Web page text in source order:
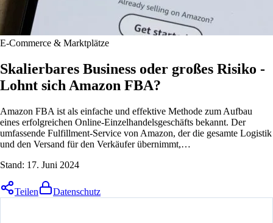
E-Commerce & Marktplätze
Skalierbares Business oder großes Risiko -
Lohnt sich Amazon FBA?
Amazon FBA ist als einfache und effektive Methode zum Aufbau
eines erfolgreichen Online-Einzelhandelsgeschäfts bekannt. Der
umfassende Fulfillment-Service von Amazon, der die gesamte Logistik
und den Versand für den Verkäufer übernimmt,…
Stand: 17. Juni 2024
Teilen Datenschutz